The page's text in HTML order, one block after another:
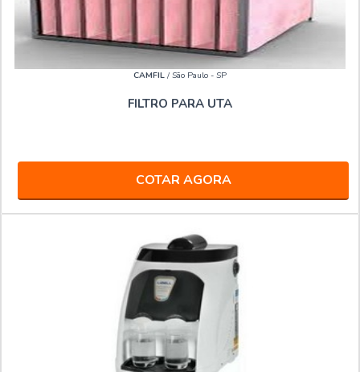
CAMFIL / São Paulo - SP
FILTRO PARA UTA
COTAR AGORA